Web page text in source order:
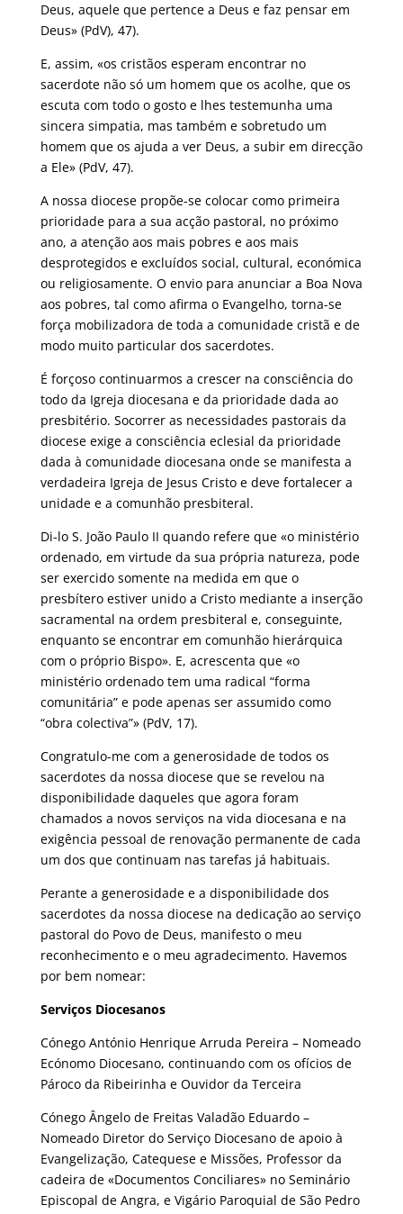
Deus, aquele que pertence a Deus e faz pensar em
Deus» (PdV), 47).
E, assim, «os cristãos esperam encontrar no
sacerdote não só um homem que os acolhe, que os
escuta com todo o gosto e lhes testemunha uma
sincera simpatia, mas também e sobretudo um
homem que os ajuda a ver Deus, a subir em direcção
a Ele» (PdV, 47).
A nossa diocese propõe-se colocar como primeira
prioridade para a sua acção pastoral, no próximo
ano, a atenção aos mais pobres e aos mais
desprotegidos e excluídos social, cultural, económica
ou religiosamente. O envio para anunciar a Boa Nova
aos pobres, tal como afirma o Evangelho, torna-se
força mobilizadora de toda a comunidade cristã e de
modo muito particular dos sacerdotes.
É forçoso continuarmos a crescer na consciência do
todo da Igreja diocesana e da prioridade dada ao
presbitério. Socorrer as necessidades pastorais da
diocese exige a consciência eclesial da prioridade
dada à comunidade diocesana onde se manifesta a
verdadeira Igreja de Jesus Cristo e deve fortalecer a
unidade e a comunhão presbiteral.
Di-lo S. João Paulo II quando refere que «o ministério
ordenado, em virtude da sua própria natureza, pode
ser exercido somente na medida em que o
presbítero estiver unido a Cristo mediante a inserção
sacramental na ordem presbiteral e, conseguinte,
enquanto se encontrar em comunhão hierárquica
com o próprio Bispo». E, acrescenta que «o
ministério ordenado tem uma radical “forma
comunitária” e pode apenas ser assumido como
“obra colectiva”» (PdV, 17).
Congratulo-me com a generosidade de todos os
sacerdotes da nossa diocese que se revelou na
disponibilidade daqueles que agora foram
chamados a novos serviços na vida diocesana e na
exigência pessoal de renovação permanente de cada
um dos que continuam nas tarefas já habituais.
Perante a generosidade e a disponibilidade dos
sacerdotes da nossa diocese na dedicação ao serviço
pastoral do Povo de Deus, manifesto o meu
reconhecimento e o meu agradecimento. Havemos
por bem nomear:
Serviços Diocesanos
Cónego António Henrique Arruda Pereira – Nomeado
Ecónomo Diocesano, continuando com os ofícios de
Pároco da Ribeirinha e Ouvidor da Terceira
Cónego Ângelo de Freitas Valadão Eduardo –
Nomeado Diretor do Serviço Diocesano de apoio à
Evangelização, Catequese e Missões, Professor da
cadeira de «Documentos Conciliares» no Seminário
Episcopal de Angra, e Vigário Paroquial de São Pedro